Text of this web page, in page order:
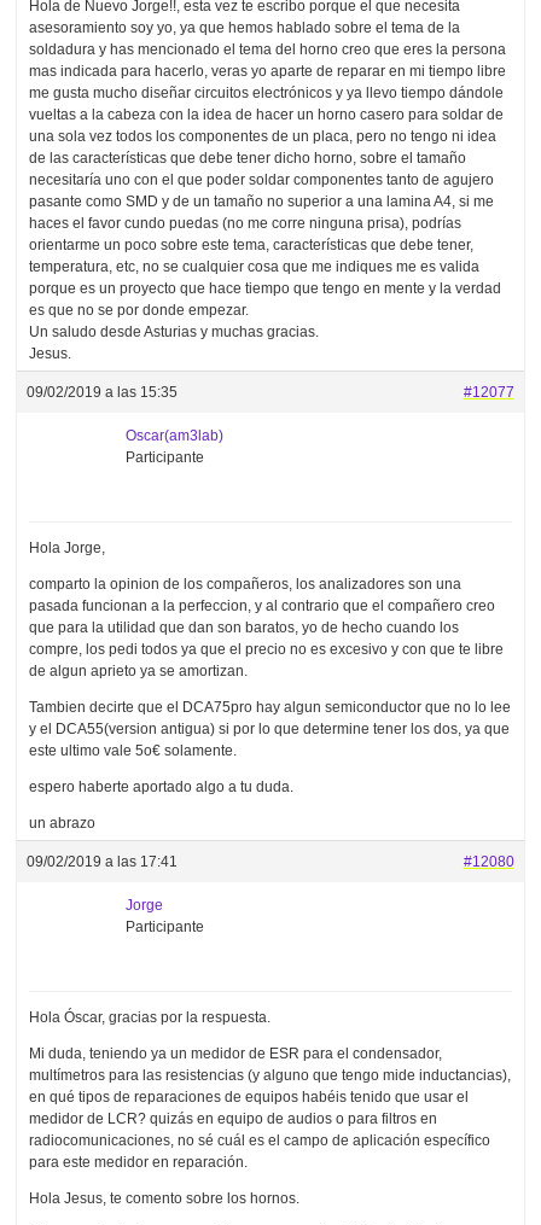
Hola de Nuevo Jorge!!, esta vez te escribo porque el que necesita
asesoramiento soy yo, ya que hemos hablado sobre el tema de la
soldadura y has mencionado el tema del horno creo que eres la persona
mas indicada para hacerlo, veras yo aparte de reparar en mi tiempo libre
me gusta mucho diseñar circuitos electrónicos y ya llevo tiempo dándole
vueltas a la cabeza con la idea de hacer un horno casero para soldar de
una sola vez todos los componentes de un placa, pero no tengo ni idea
de las características que debe tener dicho horno, sobre el tamaño
necesitaría uno con el que poder soldar componentes tanto de agujero
pasante como SMD y de un tamaño no superior a una lamina A4, si me
haces el favor cundo puedas (no me corre ninguna prisa), podrías
orientarme un poco sobre este tema, características que debe tener,
temperatura, etc, no se cualquier cosa que me indiques me es valida
porque es un proyecto que hace tiempo que tengo en mente y la verdad
es que no se por donde empezar.
Un saludo desde Asturias y muchas gracias.
Jesus.
09/02/2019 a las 15:35 #12077
Oscar(am3lab)
Participante
Hola Jorge,
comparto la opinion de los compañeros, los analizadores son una
pasada funcionan a la perfeccion, y al contrario que el compañero creo
que para la utilidad que dan son baratos, yo de hecho cuando los
compre, los pedi todos ya que el precio no es excesivo y con que te libre
de algun aprieto ya se amortizan.
Tambien decirte que el DCA75pro hay algun semiconductor que no lo lee
y el DCA55(version antigua) si por lo que determine tener los dos, ya que
este ultimo vale 5o€ solamente.
espero haberte aportado algo a tu duda.
un abrazo
09/02/2019 a las 17:41 #12080
Jorge
Participante
Hola Óscar, gracias por la respuesta.
Mi duda, teniendo ya un medidor de ESR para el condensador,
multímetros para las resistencias (y alguno que tengo mide inductancias),
en qué tipos de reparaciones de equipos habéis tenido que usar el
medidor de LCR? quizás en equipo de audios o para filtros en
radiocomunicaciones, no sé cuál es el campo de aplicación específico
para este medidor en reparación.
Hola Jesus, te comento sobre los hornos.